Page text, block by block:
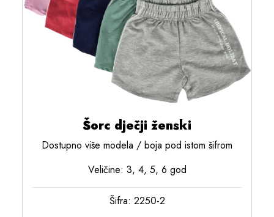
Šorc dječji ženski
Dostupno više modela / boja pod istom šifrom
Veličine: 3, 4, 5, 6 god
Šifra: 2250-2